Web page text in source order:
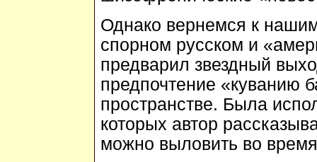
Однако вернемся к
спорном русском и
предварил звездный
предпочтение «куванию
пространстве. Была
которых автор
можно выловить во